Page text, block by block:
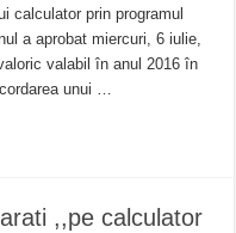
calculator prin programul
a aprobat miercuri, 6 iulie,
valabil în anul 2016 în
unui …
,,pe calculator